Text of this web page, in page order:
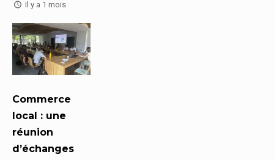
Il y a 1 mois
Commerce
local : une
réunion
d’échanges